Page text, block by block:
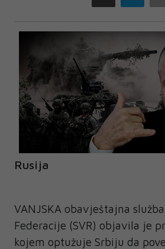
Rusija
VANJSKA obavještajna služba
Federacije (SVR) objavila je
kojem optužuje Srbiju da